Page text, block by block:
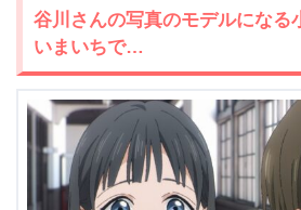
谷川さんの写真のモデルになる
いまいちで…